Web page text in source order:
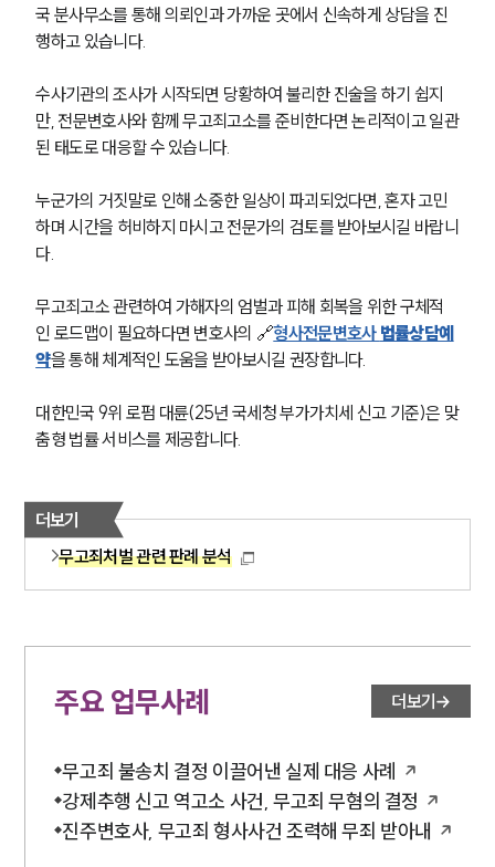
국 분사무소를 통해 의뢰인과 가까운 곳에서 신속하게 상담을 진
행하고 있습니다.
수사기관의 조사가 시작되면 당황하여 불리한 진술을 하기 쉽지
만, 전문변호사와 함께 무고죄고소를 준비한다면 논리적이고 일관
된 태도로 대응할 수 있습니다.
누군가의 거짓말로 인해 소중한 일상이 파괴되었다면, 혼자 고민
하며 시간을 허비하지 마시고 전문가의 검토를 받아보시길 바랍니
다.
무고죄고소 관련하여 가해자의 엄벌과 피해 회복을 위한 구체적
인 로드맵이 필요하다면 변호사의 🔗형사전문변호사 법률상담예
약을 통해 체계적인 도움을 받아보시길 권장합니다.
대한민국 9위 로펌 대륜(25년 국세청 부가가치세 신고 기준)은 맞
춤형 법률 서비스를 제공합니다.
더보기
무고죄처벌 관련 판례 분석
주요 업무사례 더보기
무고죄 불송치 결정 이끌어낸 실제 대응 사례
강제추행 신고 역고소 사건, 무고죄 무혐의 결정
진주변호사, 무고죄 형사사건 조력해 무죄 받아내